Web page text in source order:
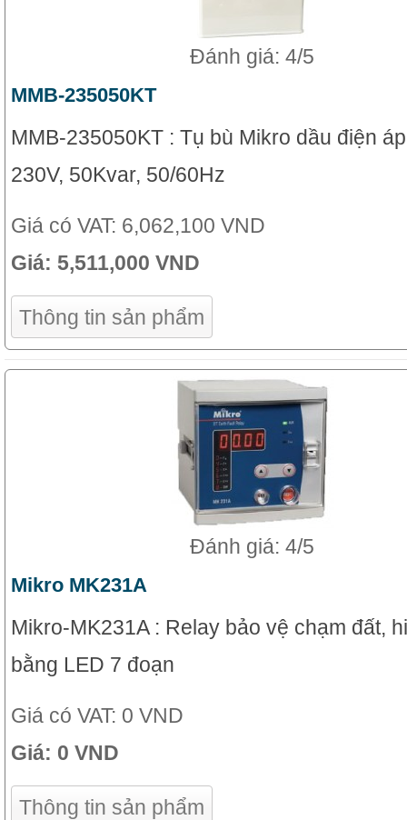
Đánh giá: 4/5
MMB-235050KT
MMB-235050KT : Tụ bù Mikro dầu điện
230V, 50Kvar, 50/60Hz
Giá có VAT: 6,062,100 VND
Giá: 5,511,000 VND
Thông tin sản phẩm
Đánh giá: 4/5
Mikro MK231A
Mikro-MK231A : Relay bảo vệ chạm đất,
bằng LED 7 đoạn
Giá có VAT: 0 VND
Giá: 0 VND
Thông tin sản phẩm